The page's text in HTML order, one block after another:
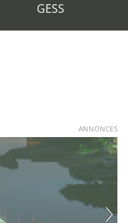
GESS
ANNONCES